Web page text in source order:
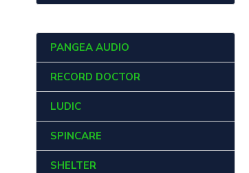
PANGEA AUDIO
RECORD DOCTOR
LUDIC
SPINCARE
SHELTER